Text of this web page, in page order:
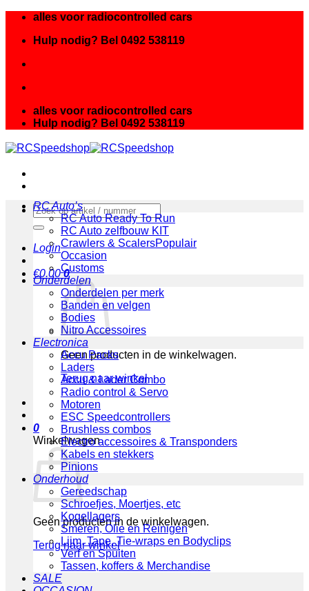
inhoud
alles voor radiocontrolled cars
Hulp nodig? Bel 0492 538119
alles voor radiocontrolled cars
Hulp nodig? Bel 0492 538119
Zoeken
naar:
Login
€0.00 0
Geen producten in de winkelwagen.
Terug naar winkel
0
Winkelwagen
Geen producten in de winkelwagen.
Terug naar winkel
RC Auto’s
RC Auto Ready To Run
RC Auto zelfbouw KIT
Crawlers & Scalers
Occasion
Customs
Onderdelen
Onderdelen per merk
Banden en velgen
Bodies
Nitro Accessoires
Electronica
Accu Packs
Laders
Accu & Lader Combo
Radio control & Servo
Motoren
ESC Speedcontrollers
Brushless combos
Electro accessoires & Transponders
Kabels en stekkers
Pinions
Onderhoud
Gereedschap
Schroefjes, Moertjes, etc
Kogellagers
Smeren, Olie en Reinigen
Lijm, Tape, Tie-wraps en Bodyclips
Verf en Spuiten
Tassen, koffers & Merchandise
SALE